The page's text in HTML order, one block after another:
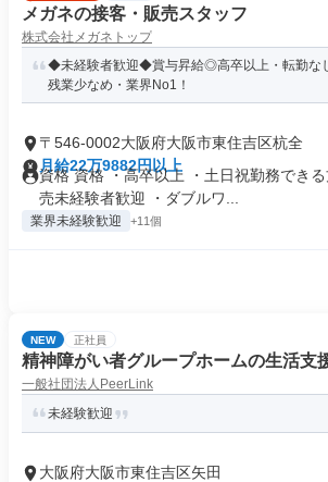
メガネの接客・販売スタッフ
株式会社メガネトップ
◆未経験者歓迎◆賞与昇給◎高卒以上・転勤な
残業少なめ・業界No1！
〒546-0002大阪府大阪市東住吉区杭全
月給22万9882円以上
資格 資格 ・高卒以上 ・土日祝勤務でき
売未経験者歓迎 ・ダブルワ...
業界未経験歓迎 +11個
NEW 正社員
精神障がい者グループホームの生活支
一般社団法人PeerLink
未経験歓迎
大阪府大阪市東住吉区矢田